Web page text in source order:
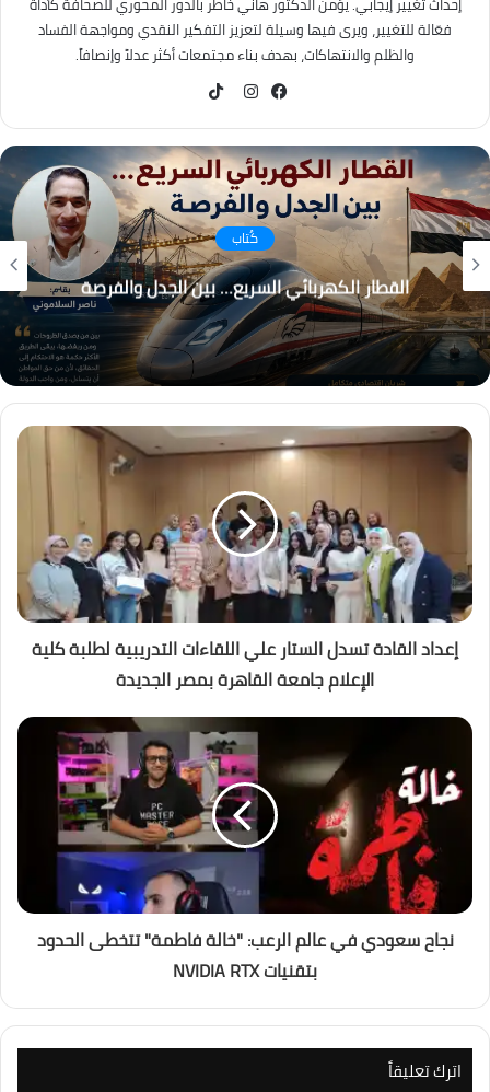
فعّالة للتغيير، ويرى فيها وسيلة لتعزيز التفكير النقدي ومواجهة الفساد
والظلم والانتهاكات، بهدف بناء مجتمعات أكثر عدلاً وإنصافاً.
كُتاب
القطار الكهربائي السريع… بين الجدل والفرصة
إعداد القادة تسدل الستار علي اللقاءات التدريبية لطلبة كلية
الإعلام جامعة القاهرة بمصر الجديدة
نجاح سعودي في عالم الرعب: "خالة فاطمة" تتخطى الحدود
بتقنيات NVIDIA RTX
اترك تعليقاً